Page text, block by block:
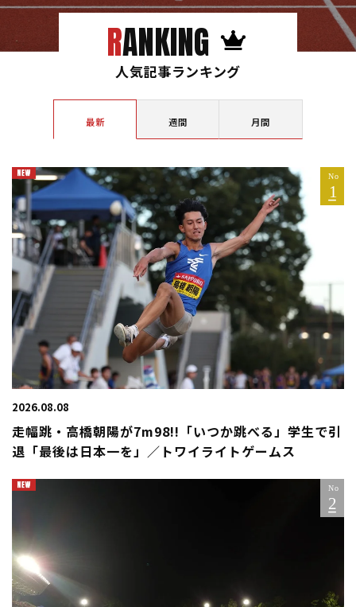
RANKING
人気記事ランキング
最新 週間 月間
2026.08.08
走幅跳・高橋朝陽が7m98!!「いつか跳べる」学生で引
退「最後は日本一を」／トワイライトゲームス